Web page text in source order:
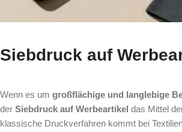
Siebdruck auf
Wenn es um großflächige und langlebige
der Siebdruck auf Werbeartikel das Mittel
klassische Druckverfahren kommt bei